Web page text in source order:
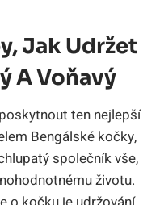
Jak Udržet
A Voňavý
ten nejlepší
Bengálské kočky,
společník vše,
životu.